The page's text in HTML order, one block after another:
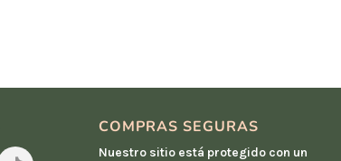
COMPRAS SEGURAS
Nuestro sitio está protegido con un